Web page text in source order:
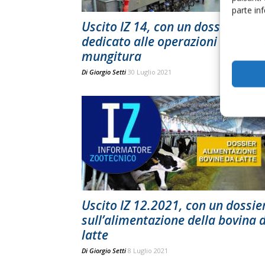
parte
Uscito IZ 14, con un dossier
dedicato alle operazioni di
mungitura
Di Giorgio Setti 30 Luglio 2021
Uscito IZ 12.2021, con un
sull’alimentazione della bovina
latte
Di Giorgio Setti 8 Luglio 2021